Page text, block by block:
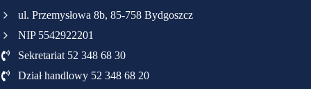
ul. Przemysłowa 8b, 85-758 Bydgoszcz
NIP 5542922201
Sekretariat 52 348 68 30
Dział handlowy 52 348 68 20